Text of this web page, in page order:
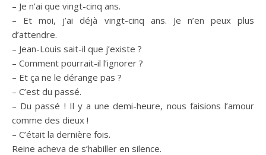
– Je n’ai que vingt-cinq ans.
– Et moi, j’ai déjà vingt-cinq ans. Je n’en peux plus
d’attendre.
– Jean-Louis sait-il que j’existe ?
– Comment pourrait-il l’ignorer ?
– Et ça ne le dérange pas ?
– C’est du passé.
– Du passé ! Il y a une demi-heure, nous faisions l’amour
comme des dieux !
– C’était la dernière fois.
Reine acheva de s’habiller en silence.